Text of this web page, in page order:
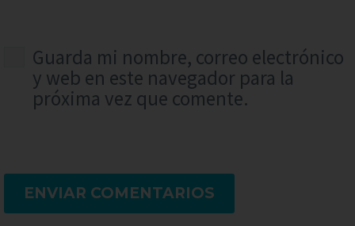
Guarda mi nombre, correo electrónico
y web en este navegador para la
próxima vez que comente.
ENVIAR COMENTARIOS